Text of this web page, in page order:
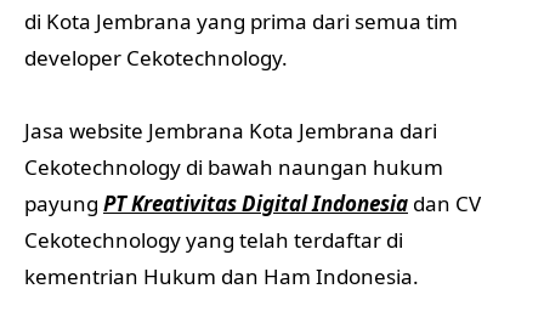
di Kota Jembrana yang prima dari semua tim
developer Cekotechnology.
Jasa website Jembrana Kota Jembrana dari
Cekotechnology di bawah naungan hukum
payung PT Kreativitas Digital Indonesia dan CV
Cekotechnology yang telah terdaftar di
kementrian Hukum dan Ham Indonesia.